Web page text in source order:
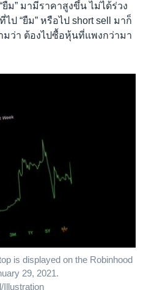
ม” มามีราคาสูงขึ้น ไม่ได้ร่วง
ป “ยืม” หรือไป short sell มาก็
ว่า ต้องไปซื้อหุ้นที่แพงกว่ามา
is displayed on the Robinhood
29, 2021.
Illustration